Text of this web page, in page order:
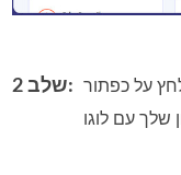
שלב 2:
על כפתור